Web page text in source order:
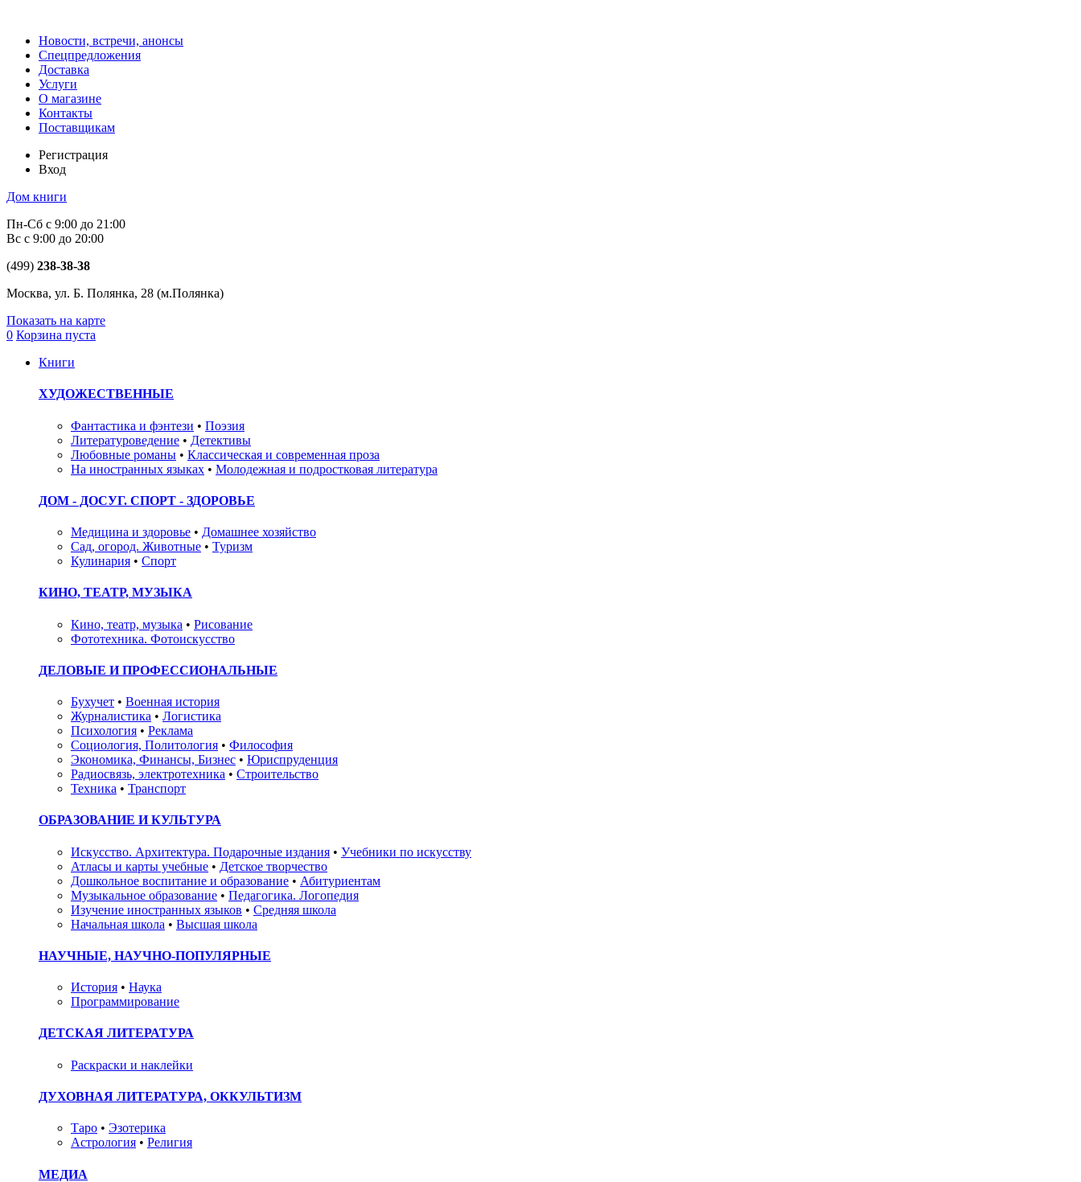
Новости, встречи, анонсы
Спецпредложения
Доставка
Услуги
О магазине
Контакты
Поставщикам
Регистрация
Вход
Дом книги
Пн-Сб с 9:00 до 21:00
Вс с 9:00 до 20:00
(499) 238-38-38
Москва, ул. Б. Полянка, 28 (м.Полянка)
Показать на карте
0 Корзина пуста
Книги
ХУДОЖЕСТВЕННЫЕ
Фантастика и фэнтези • Поэзия
Литературоведение • Детективы
Любовные романы • Классическая и современная проза
На иностранных языках • Молодежная и подростковая литература
ДОМ - ДОСУГ. СПОРТ - ЗДОРОВЬЕ
Медицина и здоровье • Домашнее хозяйство
Сад, огород. Животные • Туризм
Кулинария • Спорт
КИНО, ТЕАТР, МУЗЫКА
Кино, театр, музыка • Рисование
Фототехника. Фотоискусство
ДЕЛОВЫЕ И ПРОФЕССИОНАЛЬНЫЕ
Бухучет • Военная история
Журналистика • Логистика
Психология • Реклама
Социология, Политология • Философия
Экономика, Финансы, Бизнес • Юриспруденция
Радиосвязь, электротехника • Строительство
Техника • Транспорт
ОБРАЗОВАНИЕ И КУЛЬТУРА
Искусство. Архитектура. Подарочные издания • Учебники по искусству
Атласы и карты учебные • Детское творчество
Дошкольное воспитание и образование • Абитуриентам
Музыкальное образование • Педагогика. Логопедия
Изучение иностранных языков • Средняя школа
Начальная школа • Высшая школа
НАУЧНЫЕ, НАУЧНО-ПОПУЛЯРНЫЕ
История • Наука
Программирование
ДЕТСКАЯ ЛИТЕРАТУРА
Раскраски и наклейки
ДУХОВНАЯ ЛИТЕРАТУРА, ОККУЛЬТИЗМ
Таро • Эзотерика
Астрология • Религия
МЕДИА